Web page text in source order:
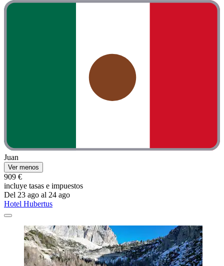
Juan
Ver menos
909 €
incluye tasas e impuestos
Del 23 ago al 24 ago
Hotel Hubertus